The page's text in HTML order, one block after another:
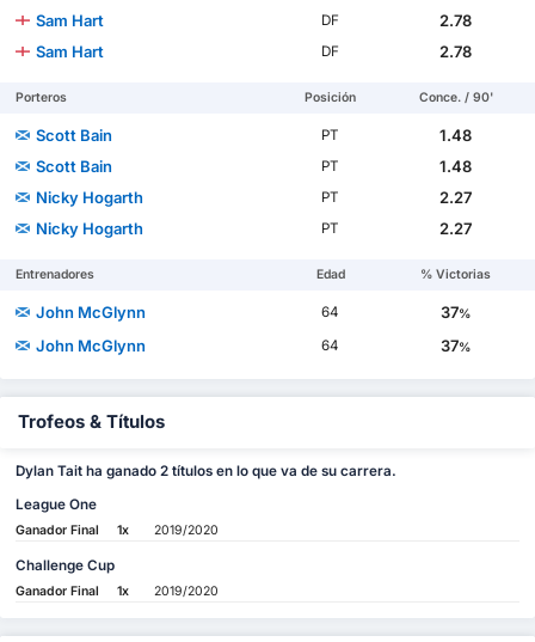
Sam Hart
DF
2.78
Sam Hart
DF 2.78
Porteros Posición Conce. / 90'
Scott Bain PT
1.48
Scott Bain
PT
1.48
Nicky Hogarth
PT
2.27
Nicky Hogarth
PT 2.27
Entrenadores Edad % Victorias
John McGlynn 64 37%
John McGlynn 64 37%
Trofeos & Títulos
Dylan Tait ha ganado 2 títulos en lo que va de su carrera.
League One
Ganador Final 1x 2019/2020
Challenge Cup
Ganador Final 1x 2019/2020